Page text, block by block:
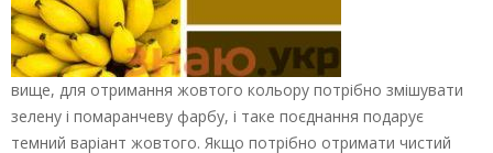
вище, для отримання жовтого кольору потрібно змішувати
зелену і помаранчеву фарбу, і таке поєднання подарує
темний варіант жовтого. Якщо потрібно отримати чистий